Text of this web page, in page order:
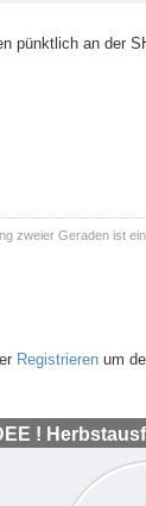
pünktlich an der
zweier Geraden ist
Registrieren um
!